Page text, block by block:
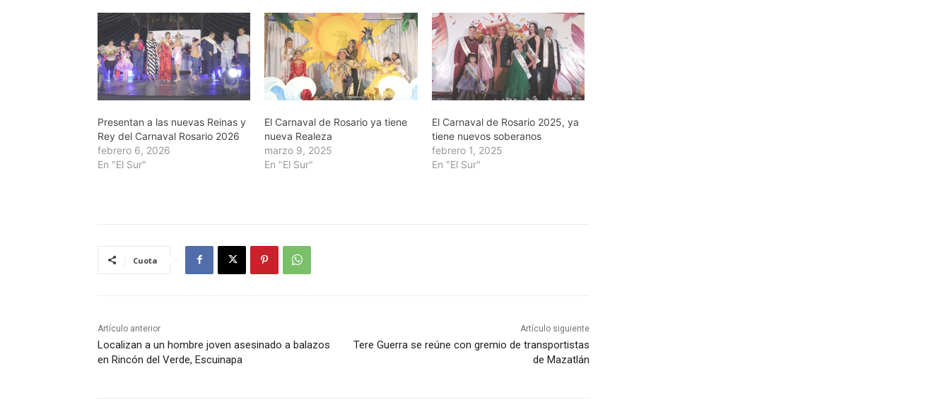
Presentan a las nuevas Reinas y
Rey del Carnaval Rosario 2026
febrero 6, 2026
En "El Sur"
El Carnaval de Rosario ya tiene
nueva Realeza
marzo 9, 2025
En "El Sur"
El Carnaval de Rosario 2025, ya
tiene nuevos soberanos
febrero 1, 2025
En "El Sur"
Cuota
Artículo anterior
Localizan a un hombre joven asesinado a balazos
en Rincón del Verde, Escuinapa
Artículo siguiente
Tere Guerra se reúne con gremio de transportistas
de Mazatlán